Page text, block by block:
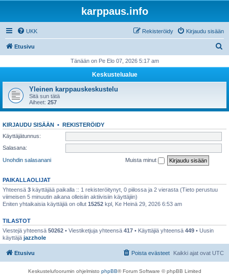
karppaus.info
UKK Kirjaudu sisään
Rekisteröidy
Etusivu
i
Tänään on Pe Elo 07, 2026 5:17 am
Keskustelualue
Yleinen karppauskeskustelu
Sitä sun tätä
Aiheet: 257
KIRJAUDU SISÄÄN • REKISTERÖIDY
Käyttäjätunnus:
Salasana:
Unohdin salasanani
Muista minut
PAIKALLAOLIJAT
Yhteensä 3 käyttäjää paikalla :: 1 rekisteröitynyt, 0 piilossa ja 2 vierasta (Tieto perustuu
viimeisen 5 minuutin aikana olleisiin aktiivisiin käyttäjiin)
Eniten yhtaikaisia käyttäjiä on ollut 15252 kpl, Ke Heinä 29, 2026 6:53 am
TILASTOT
Viestejä yhteensä 50262 • Viestiketjuja yhteensä 417 • Käyttäjiä yhteensä 449 • Uusin
käyttäjä jazzhole
Etusivu Kaikki ajat ovat UTC
Poista evästeet
Keskustelufoorumin ohjelmisto phpBB® Forum Software © phpBB Limited